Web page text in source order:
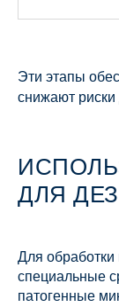
Эти этапы
снижают риски
ДЛЯ
Для
специальные
патогенные